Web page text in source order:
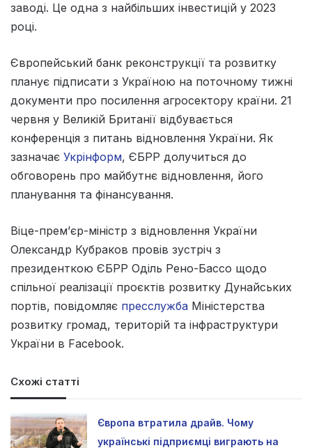
заводі. Це одна з найбільших інвестицій у 2023
році.
Європейський банк реконструкції та розвитку
планує підписати з Україною на поточному тижні
документи про посилення агросектору країни. 21
червня у Великій Британії відбувається
конференція з питань відновлення України. Як
зазначає Укрінформ, ЄБРР долучиться до
обговорень про майбутнє відновлення, його
планування та фінансування.
Віце-прем’єр-міністр з відновлення України
Олександр Кубраков провів зустріч з
президенткою ЄБРР Оділь Рено-Бассо щодо
спільної реалізації проєктів розвитку Дунайських
портів, повідомляє пресслужба Міністерства
розвитку громад, територій та інфраструктури
України в Facebook.
Схожі статті
Європа втратила драйв. Чому
українські підприємці виграють на